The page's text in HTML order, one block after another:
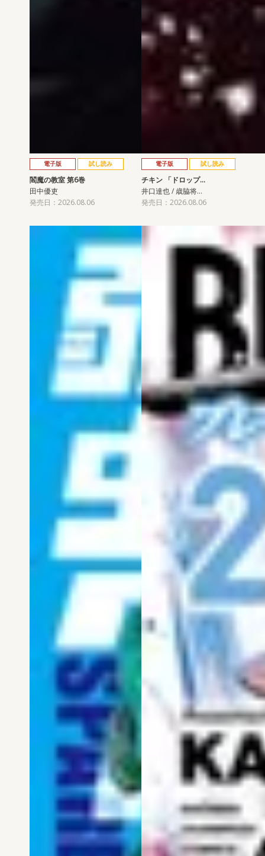
電子版 試し読み
閻魔の教室 第6巻
田中優吏
発売日：2026.08.06
電子版 試し読み
チキン 「ドロップ…
井口達也 / 歳脇将…
発売日：2026.08.06